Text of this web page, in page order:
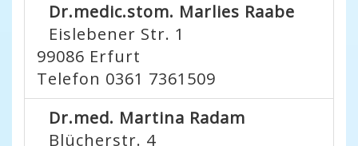
Dr.medic.stom. Marlies Raabe
Eislebener Str. 1
99086 Erfurt
Telefon 0361 7361509
Dr.med. Martina Radam
Blücherstr. 4